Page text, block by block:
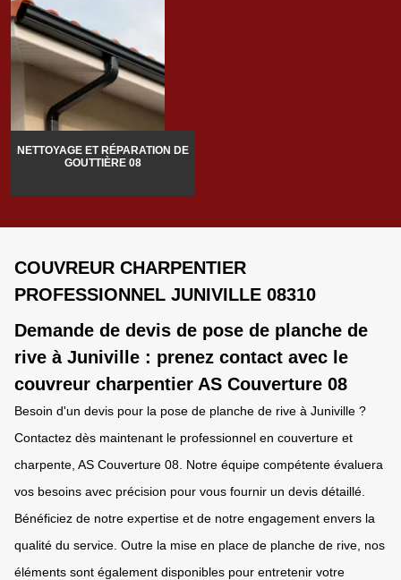
NETTOYAGE ET RÉPARATION DE
GOUTTIÈRE 08
COUVREUR CHARPENTIER
PROFESSIONNEL JUNIVILLE 08310
Demande de devis de pose de planche de
rive à Juniville : prenez contact avec le
couvreur charpentier AS Couverture 08
Besoin d'un devis pour la pose de planche de rive à Juniville ?
Contactez dès maintenant le professionnel en couverture et
charpente, AS Couverture 08. Notre équipe compétente évaluera
vos besoins avec précision pour vous fournir un devis détaillé.
Bénéficiez de notre expertise et de notre engagement envers la
qualité du service. Outre la mise en place de planche de rive, nos
éléments sont également disponibles pour entretenir votre